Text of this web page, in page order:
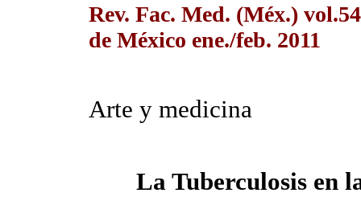
Rev. Fac. Med. (Méx.)
de México ene./feb. 2011
Arte y medicina
La Tuberculosis en